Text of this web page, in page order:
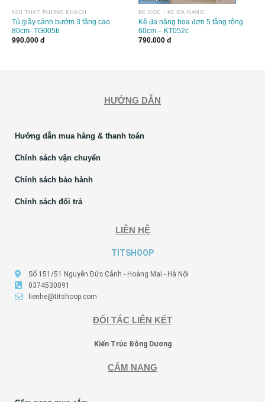
NỘI THẤT PHÒNG KHÁCH
Tủ giầy cánh bướm 3 tầng cao
80cm- TG005b
990.000 đ
KỆ GÓC - KỆ ĐA NĂNG
Kệ đa năng hoa đơn 5 tầng rộng
60cm – KT052c
790.000 đ
HƯỚNG DẪN
Hướng dẫn mua hàng & thanh toán
Chính sách vận chuyển
Chính sách bảo hành
Chính sách đổi trả
LIÊN HỆ
TITSHOOP
Số 151/51 Nguyễn Đức Cảnh - Hoàng Mai - Hà Nội
0374530091
lienhe@titshoop.com
ĐỐI TÁC LIÊN KẾT
Kiến Trúc Đông Dương
CẨM NANG